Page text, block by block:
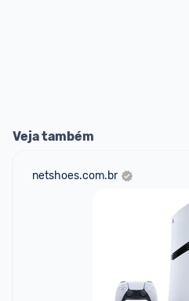
Veja também
netshoes.com.br